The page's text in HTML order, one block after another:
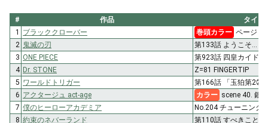
# 作品
タイト
1
ブラッククローバー 巻頭カラー ページ
2 鬼滅の刃
第133話 ようこそ…
3 ONE PIECE
第923話 四皇カイドウ
4 Dr. STONE
Z=81 FINGERTIP
5 ワールドトリガー
第166話 「玉狛第2㉑
6 アクタージュ act-age カラー scene 40. 銀
7 僕のヒーローアカデミア
No.204 チューニング
8 約束のネバーランド
第110話 すべきこと